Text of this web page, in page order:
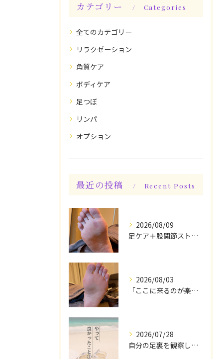
カテゴリー Categories
全てのカテゴリー
リラクゼーション
角質ケア
ボディケア
足つぼ
リンパ
オプション
最近の投稿 Recent Posts
2026/08/09
足ケア＋股関節ストレッチ込み身体整えケアでスッキリ♪
2026/08/03
「ここに来るのが楽しみです♪」と、言っていただけます◎
2026/07/28
自分の足裏を観察してみる！やって良かったぁ〜♪